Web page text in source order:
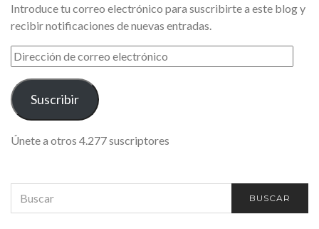
Introduce tu correo electrónico para suscribirte a este blog y
recibir notificaciones de nuevas entradas.
DIRECCIÓN
DE
CORREO
ELECTRÓNICO
Suscribir
Únete a otros 4.277 suscriptores
FOR:
BUSCAR